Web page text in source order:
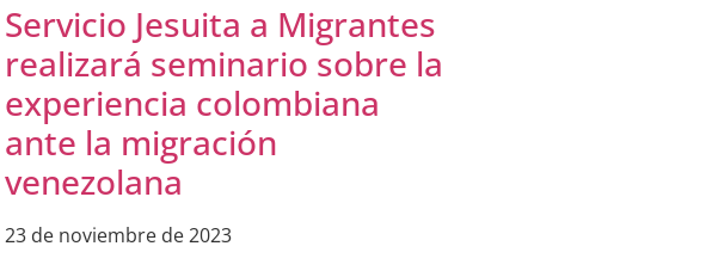
Servicio Jesuita a Migrantes
realizará seminario sobre la
experiencia colombiana
ante la migración
venezolana
23 de noviembre de 2023